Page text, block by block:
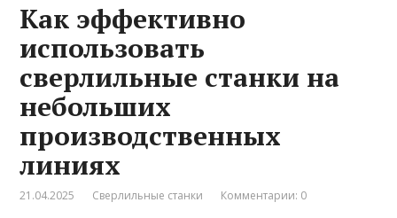
Как эффективно
использовать
сверлильные станки на
небольших
производственных
линиях
21.04.2025 Сверлильные станки Комментарии: 0